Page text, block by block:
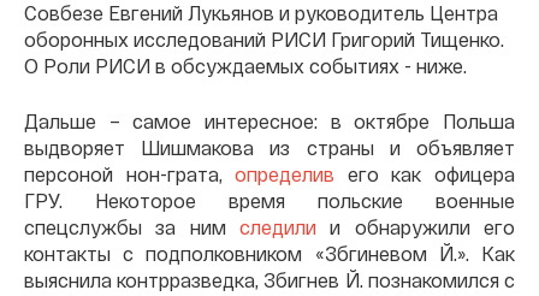
Совбезе Евгений Лукьянов и руководитель Центра
оборонных исследований РИСИ Григорий Тищенко.
О Роли РИСИ в обсуждаемых событиях - ниже.
Дальше – самое интересное: в октябре Польша
выдворяет Шишмакова из страны и объявляет
персоной нон-грата,определив его как офицера
ГРУ. Некоторое время польские военные
спецслужбы за ним следили и обнаружили его
контакты с подполковником «Збгиневом Й.». Как
выяснила контрразведка, Збигнев Й. познакомился с